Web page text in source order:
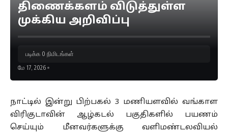
திணைக்களம் விடுத்துள்ள
முக்கிய அறிவிப்பு
மே 17, 2026
படிக்க 0 நிமிடங்கள்
நாட்டில் இன்று பிற்பகல் 3 மணியளவில் வங்காள
விரிகுடாவின் ஆழ்கடல் பகுதிகளில் பயணம்
செய்யும் மீனவர்களுக்கு வளிமண்டலவியல்